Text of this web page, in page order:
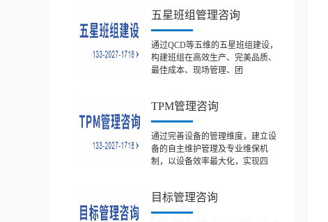
五星班组管理咨询
通过QCD等五维的五星班组建设，
构建班组在高效生产、完美品质、
最佳成本、现场管理、团
TPM管理咨询
通过完善设备的管理维度，建立设
备的自主维护管理及专业维保机
制，以设备效率最大化，实现四
目标管理咨询